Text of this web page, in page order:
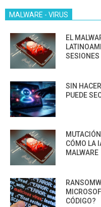
MALWARE - VIRUS
EL
SIN
PUEDE
CÓMO LA
MALWARE
CÓDIGO?